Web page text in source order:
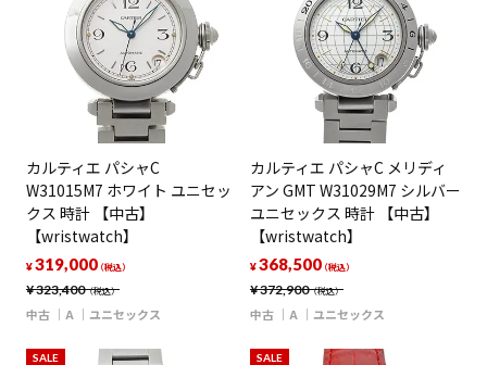
カルティエ パシャC
W31015M7 ホワイト ユニセッ
クス 時計 【中古】
【wristwatch】
¥323,400（税込）
¥319,000（税込）
中古 A ユニセックス
カルティエ パシャC メリディ
アン GMT W31029M7 シルバー
ユニセックス 時計 【中古】
【wristwatch】
¥372,900（税込）
¥368,500（税込）
中古 A ユニセックス
SALE SALE